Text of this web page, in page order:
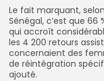
Le fait marquant,
Sénégal, c’est que 66
qui accroît
les 4 200 retours
concernaient des
de réintégration
ajouté.